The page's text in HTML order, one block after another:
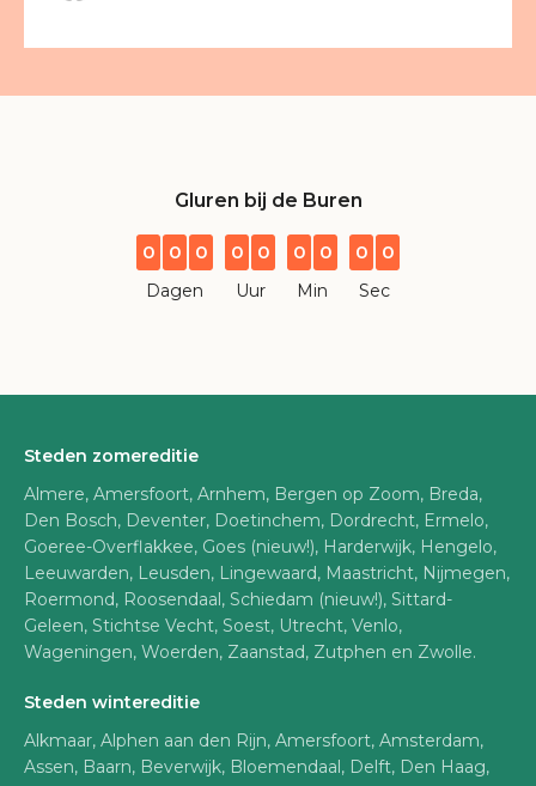
Gluren bij de Buren
0 0 0
Dagen
0 0
Uur
0 0
Min
0 0
Sec
Steden zomereditie
Almere, Amersfoort, Arnhem, Bergen op Zoom, Breda,
Den Bosch, Deventer, Doetinchem, Dordrecht, Ermelo,
Goeree-Overflakkee, Goes (nieuw!), Harderwijk, Hengelo,
Leeuwarden, Leusden, Lingewaard, Maastricht, Nijmegen,
Roermond, Roosendaal, Schiedam (nieuw!), Sittard-
Geleen, Stichtse Vecht, Soest, Utrecht, Venlo,
Wageningen, Woerden, Zaanstad, Zutphen en Zwolle.
Steden wintereditie
Alkmaar, Alphen aan den Rijn, Amersfoort, Amsterdam,
Assen, Baarn, Beverwijk, Bloemendaal, Delft, Den Haag,